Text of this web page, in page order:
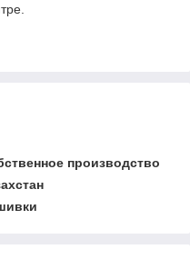
производство